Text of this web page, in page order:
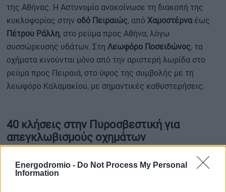
Energodromio - Do Not Process My Personal
Information
της Αθήνας. Η Αστυνομία ανακοίνωσε τη διακοπή της
κυκλοφορίας στην οδό Πειραιώς, από Χαμοστέρναέως
Πέτρου Ράλλη, στο ρεύμα προς Αθήνα, λόγω
συσσώρευσης υδάτων. Στη Λεωφόρο Ποσειδώνος, τα
οχήματα κινούνται μόνο από την αριστερή λωρίδα στο
ρεύμα προς Πειραιά, στο ύψος της συμβολής με τη
λεωφόρο Καλαμακίου, με σημαντικές καθυστερήσεις.
40 κλήσεις στην Πυροσβεστική για
απεγκλωβισμούς οχημάτων
Στα επιχειρησιακά, η Πυροσβεστική αναφέρει ότι μέχρι
στιγμής το Κέντρο Επιχειρήσεων έχει δεχθεί